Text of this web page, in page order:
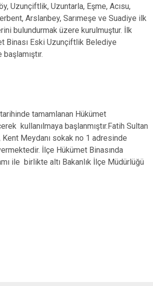
Uzunçiftlik, Uzuntarla, Eşme, Acısu,
Arslanbey, Sarımeşe ve Suadiye ilk
bulundurmak üzere kurulmuştur. İlk
Binası Eski Uzunçiftlik Belediye
tamamlanan Hükümet
kullanılmaya başlanmıştır.Fatih Sultan
Meydanı sokak no 1 adresinde
İlçe Hükümet Binasında
ile birlikte altı Bakanlık İlçe Müdürlüğü